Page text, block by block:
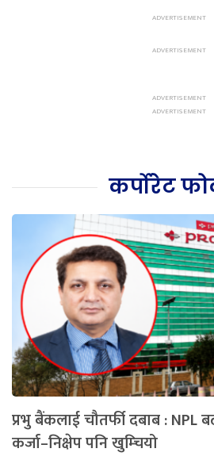
कर्पोरेट
प्रभु बैंकलाई चौतर्फी दबाब : NPL
कर्जा–निक्षेप पनि खुम्चियो